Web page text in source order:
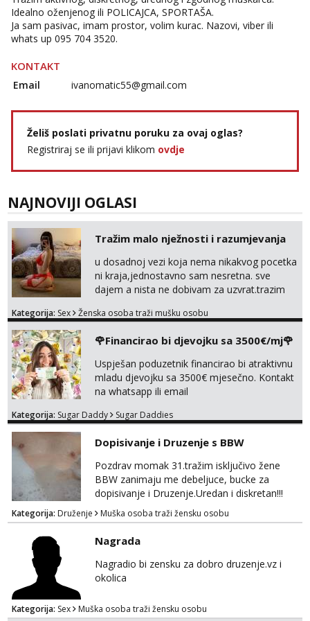
Idealno oženjenog ili POLICAJCA, SPORTAŠA.
Ja sam pasivac, imam prostor, volim kurac. Nazovi, viber ili
whats up 095 704 3520.
KONTAKT
Email ivanomatic55@gmail.com
Želiš poslati privatnu poruku za ovaj oglas?
Registriraj se ili prijavi klikom ovdje
NAJNOVIJI OGLASI
Tražim malo nježnosti i razumjevanja
u dosadnoj vezi koja nema nikakvog pocetka
ni kraja,jednostavno sam nesretna. sve
dajem a nista ne dobivam za uzvrat.trazim
trazim puno samo malo njeznosti i
poljupce po tijelu koji me jako
pale,obozavam kad muskarac preuzme
kontrolu . javi se :) Klikni na link ispod i nadji
me tamo, cekam te!
Kategorija: Sex Ženska osoba traži mušku osobu
🌹Financirao bi djevojku sa 3500€/mj🌹
Uspješan poduzetnik financirao bi atraktivnu
mladu djevojku sa 3500€ mjesečno. Kontakt
na whatsapp ili email
Kategorija: Sugar Daddy Sugar Daddies
Dopisivanje i Druzenje s BBW
Pozdrav momak 31.tražim isključivo žene
BBW zanimaju me debeljuce, bucke za
dopisivanje i Druzenje.Uredan i diskretan!!!
Kategorija: Druženje Muška osoba traži žensku osobu
Nagrada
Nagradio bi zensku za dobro druzenje.vz i
okolica
Kategorija: Sex Muška osoba traži žensku osobu